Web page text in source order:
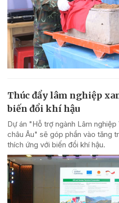
Thúc đẩy lâm nghiệp
biến đổi khí hậu
Dự án "Hỗ trợ ngành Lâm
châu Âu" sẽ góp phần vào tăng
thích ứng với biến đổi khí hậu.